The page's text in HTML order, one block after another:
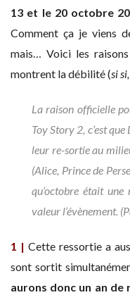
13 et le 20 octobre
Comment ça je viens
mais… Voici les
montrent la débilité (si
La raison officielle
Toy Story 2, c’est
leur re-sortie au
(Alice, Prince de Perse
qu’octobre était
valeur l’évènement.
1 | Cette ressortie a
sont sortit
aurons donc un an de